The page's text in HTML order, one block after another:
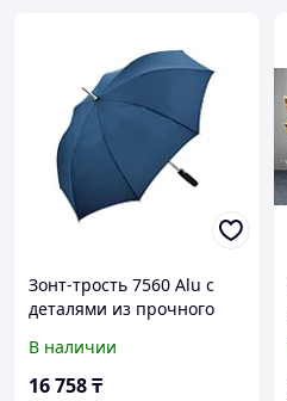
Зонт-трость 7560 Alu с
деталями из прочного
нейви (Р)
В наличии
16 758₸